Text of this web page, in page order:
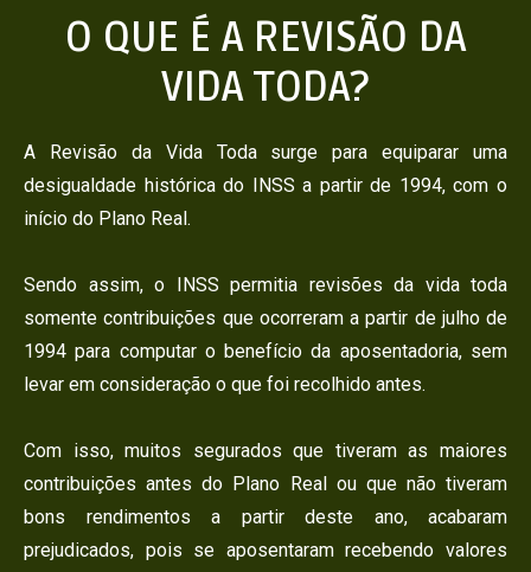
O QUE É A REVISÃO DA
VIDA TODA?
A Revisão da Vida Toda surge para equiparar uma
desigualdade histórica do INSS a partir de 1994, com o
início do Plano Real.
Sendo assim, o INSS permitia revisões da vida toda
somente contribuições que ocorreram a partir de julho de
1994 para computar o benefício da aposentadoria, sem
levar em consideração o que foi recolhido antes.
Com isso, muitos segurados que tiveram as maiores
contribuições antes do Plano Real ou que não tiveram
bons rendimentos a partir deste ano, acabaram
prejudicados, pois se aposentaram recebendo valores